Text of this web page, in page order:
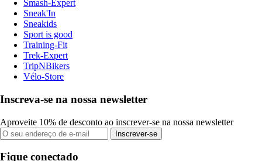
Smash-Expert
Sneak'In
Sneakids
Sport is good
Training-Fit
Trek-Expert
TripNBikers
Vélo-Store
Inscreva-se na nossa newsletter
Aproveite 10% de desconto ao inscrever-se na nossa newsletter
Inscrever-se
Fique conectado